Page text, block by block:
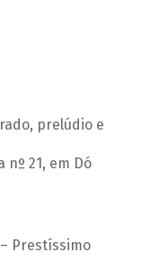
prelúdio e
nº 21, em Dó
Prestíssimo